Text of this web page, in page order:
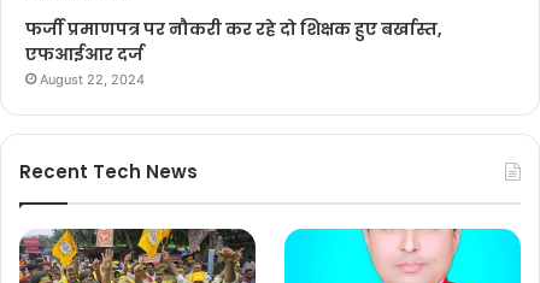
फर्जी प्रमाणपत्र पर नौकरी कर रहे दो शिक्षक हुए बर्खास्त,
एफआईआर दर्ज
August 22, 2024
Recent Tech News